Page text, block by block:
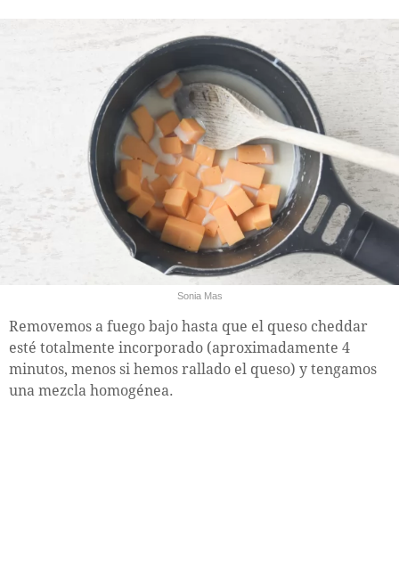
Sonia Mas
Removemos a fuego bajo hasta que el queso cheddar
esté totalmente incorporado (aproximadamente 4
minutos, menos si hemos rallado el queso) y tengamos
una mezcla homogénea.